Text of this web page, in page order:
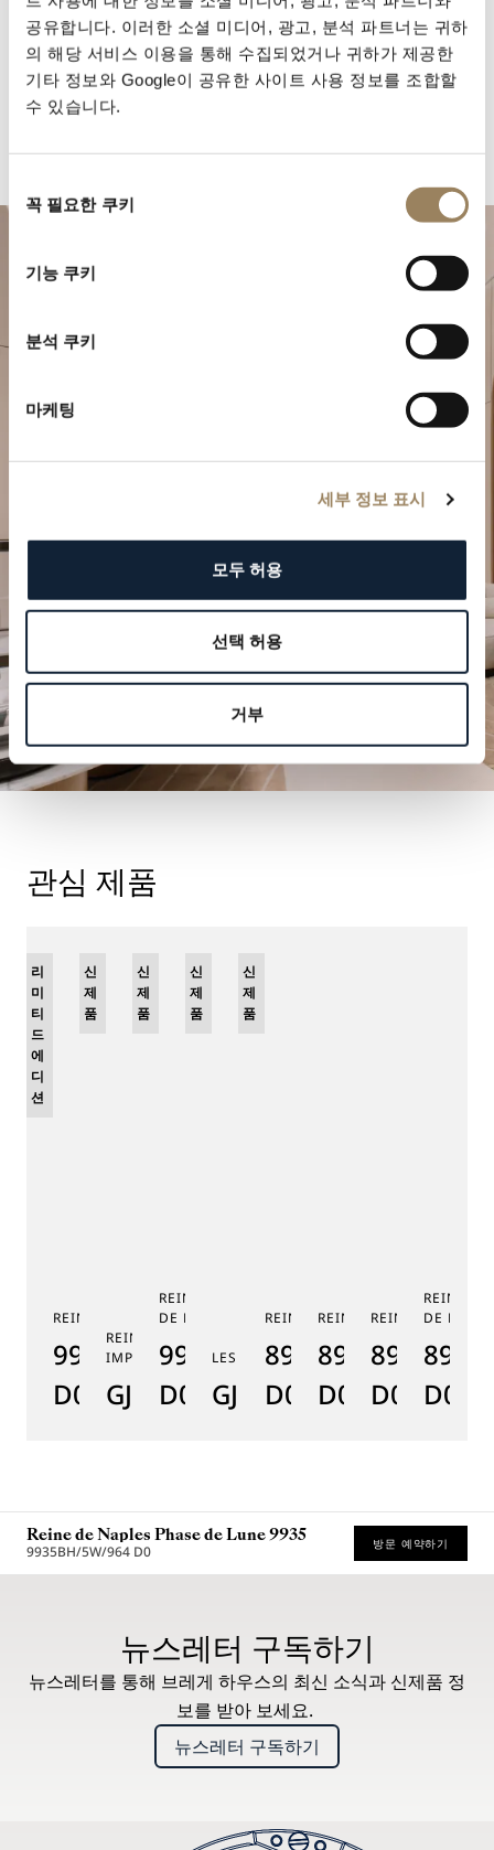
공유합니다. 이러한 소셜 미디어, 광고, 분석 파트너는 귀하
의 해당 서비스 이용을 통해 수집되었거나 귀하가 제공한
기타 정보와 Google이 공유한 사이트 사용 정보를 조합할
수 있습니다.
의
꼭 필요한 쿠키
기능 쿠키
분석 쿠키
마케팅
세부 정보 표시
모두 허용
선택 허용
거부
관심 제품
REINE DE NAPLES 9915
9915BB/58/964
D0
리
미
티
드
에
디
션
REINE DE NAPLES PERLES
IMPÉRIALES
GJ29BH89254DD5J4
신
제
품
REINE DE NAPLES PHASE
DE LUNE 9935
9935BH/4Y/J40
D0
신
제
품
LES JARDINS DU PETIT TRIANON
GJE25BH20.8985DB
신
제
품
REINE DE NAPLES 8925
8925BH/5W/J40
D0
신
제
품
REINE DE NAPLES 8918
8918BB/5D/
D0
REINE DE
8938BB/
D0
REINE
DE LUNE
D000
Reine de Naples Phase de Lune 9935
9935BH/5W/964 D0 방문 예약하기
뉴스레터 구독하기
뉴스레터를 통해 브레게 하우스의 최신 소식과 신제품 정
보를 받아 보세요.
뉴스레터 구독하기